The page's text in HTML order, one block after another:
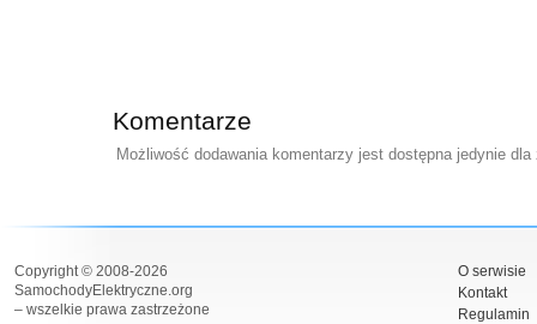
Komentarze
Możliwość dodawania komentarzy jest dostępna jedynie
Copyright © 2008-2026
SamochodyElektryczne.org
– wszelkie prawa zastrzeżone
O serwisie
Kontakt
Regulamin